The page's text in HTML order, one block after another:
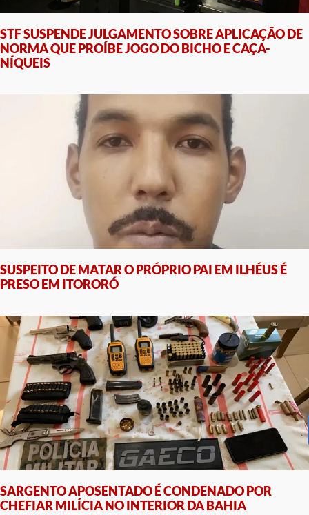
STF SUSPENDE JULGAMENTO SOBRE APLICAÇÃO DE
NORMA QUE PROÍBE JOGO DO BICHO E CAÇA-
NÍQUEIS
SUSPEITO DE MATAR O PRÓPRIO PAI EM ILHÉUS É
PRESO EM ITORORÓ
SARGENTO APOSENTADO É CONDENADO POR
CHEFIAR MILÍCIA NO INTERIOR DA BAHIA